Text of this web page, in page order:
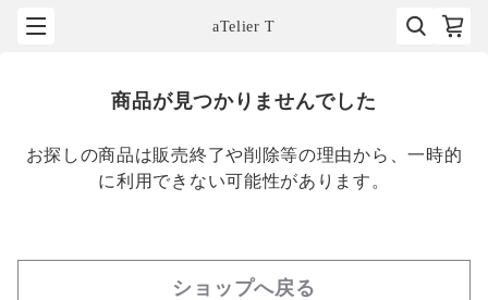
aTelier T
商品が見つかりませんでした
お探しの商品は販売終了や削除等の理由から、一時的
に利用できない可能性があります。
ショップへ戻る